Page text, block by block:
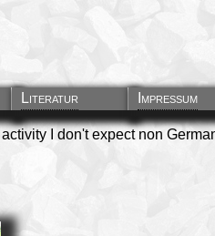
Literatur Impressum
I don't expect non